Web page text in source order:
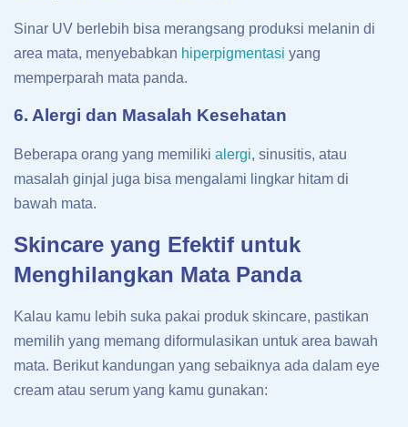
Sinar UV berlebih bisa merangsang produksi melanin di
area mata, menyebabkan hiperpigmentasi yang
memperparah mata panda.
6. Alergi dan Masalah Kesehatan
Beberapa orang yang memiliki alergi, sinusitis, atau
masalah ginjal juga bisa mengalami lingkar hitam di
bawah mata.
Skincare yang Efektif untuk
Menghilangkan Mata Panda
Kalau kamu lebih suka pakai produk skincare, pastikan
memilih yang memang diformulasikan untuk area bawah
mata. Berikut kandungan yang sebaiknya ada dalam eye
cream atau serum yang kamu gunakan: